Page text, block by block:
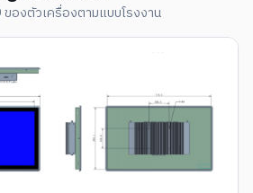
องตัวเครื่องตามแบบโรงงาน